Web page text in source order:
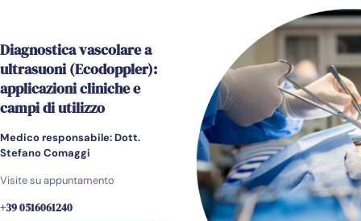
Diagnostica vascolare a
ultrasuoni (Ecodoppler):
applicazioni cliniche e
campi di utilizzo
Medico responsabile: Dott.
Stefano Comaggi
Visite su appuntamento
+39 0516061240